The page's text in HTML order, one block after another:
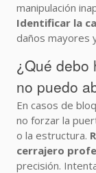
manipulación
Identificar la
daños mayores
¿Qué debo
no puedo
En casos de
no forzar la
o la estructura.
cerrajero
precisión.